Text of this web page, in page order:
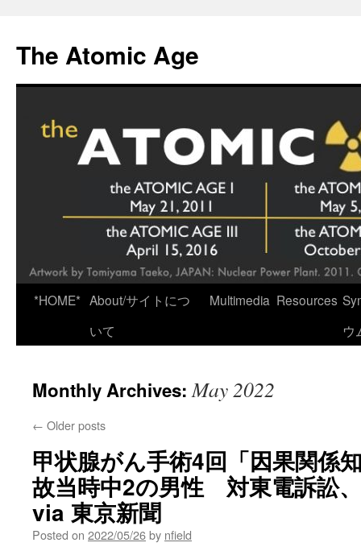
content
The Atomic Age
*HOME* About/サイトにつ
いて
Multimedia Resources
ウ
Monthly Archives:May 2022
← Older posts
甲状腺がん手術4回「因果関
故当時中2の男性 対東電訴訟
via 東京新聞
Posted on 2022/05/26by nfield